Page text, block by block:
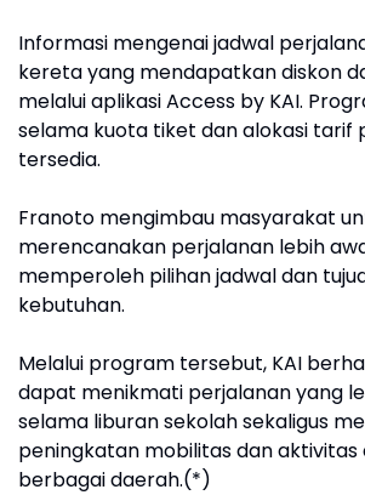
Informasi mengenai jadwal
kereta yang mendapatkan diskon
melalui aplikasi Access by KAI.
selama kuota tiket dan alokasi tarif
tersedia.
Franoto mengimbau masyarakat
merencanakan perjalanan lebih
memperoleh pilihan jadwal dan
kebutuhan.
Melalui program tersebut, KAI
dapat menikmati perjalanan yang
selama liburan sekolah sekaligus
peningkatan mobilitas dan aktivitas
berbagai daerah.(*)